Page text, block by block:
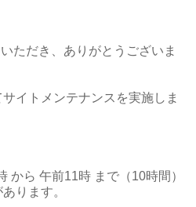
ただき、ありがとうございま
イトメンテナンスを実施しま
から 午前11時 まで（10時間）
ります。